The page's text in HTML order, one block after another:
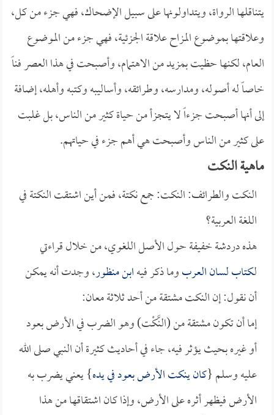
يتناقلها الرواة، ويتداولونها على سبيل الإضحاك، فهي جزء من كل،
وعلاقتها بموضوع المزاح علاقة الجزئية، فهي جزء من الموضوع
العام، لكنها حظيت بمزيد من الاهتمام، وأصبحت في هذا العصر فناً
خاصاً له أصوله، ومدارسه، وطرائقه، وأساليبه وكتبه وأهله، إضافة
إلى أنها أصبحت جزءاً لا يتجزأ من حياة كثير من الناس، بل غلبت
على كثير من الناس وأصبحت هي أهم جزء في حياتهم.
ماهية النكت
النكت والطرائف: النكت: جمع نكتة، فمن أين اشتقت النكتة في
اللغة العربية؟
هذه دردشة خفيفة حول الأصل اللغوي، من خلال قراءتي
لـكتاب لسان العربوما ذكر فيهابن منظور، وجدت أنه يمكن
أن نقول: إن النكت مشتقة من أحد ثلاثة معان:
إما أن تكون مشتقة من (النَّكْت) وهو الضرب في الأرض بعود
أو غيره بحيث يؤثر فيه، جاء في أحاديث كثيرة أن النبي صلى الله
عليه وسلم {كان ينكت الأرض بعود في يده} يعني يضرب به
الأرض فيظهر أثره على الأرض، وإذا كان اشتقاقها من هذا